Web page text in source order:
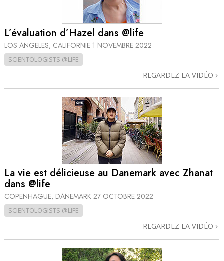
L’évaluation d’Hazel dans @life
LOS ANGELES, CALIFORNIE 1 NOVEMBRE 2022
SCIENTOLOGISTS @LIFE
REGARDEZ LA VIDÉO
La vie est délicieuse au Danemark avec Zhanat
dans @life
COPENHAGUE, DANEMARK 27 OCTOBRE 2022
SCIENTOLOGISTS @LIFE
REGARDEZ LA VIDÉO